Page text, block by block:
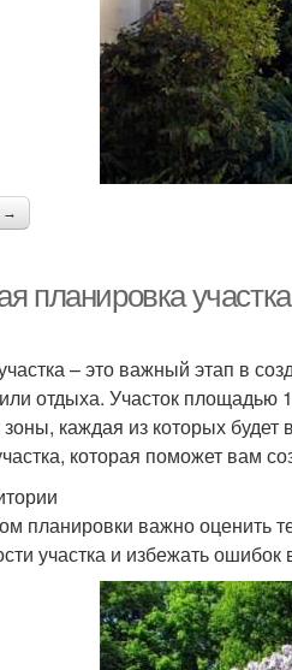
→
планировка
– это важный этап в
отдыха. Участок площадью
зоны, каждая из которых
которая поможет вам
планировки важно оценить
участка и избежать